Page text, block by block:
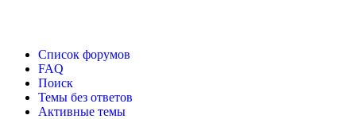
Список форумов
FAQ
Поиск
Темы без ответов
Активные темы